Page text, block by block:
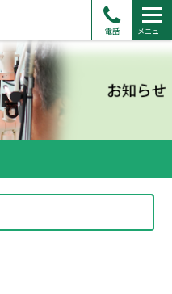
電話 メニュー